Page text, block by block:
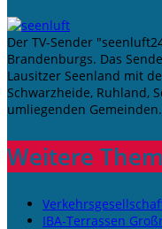
Der TV-Sender
Brandenburgs. Das
Lausitzer Seenland mit
Schwarzheide, Ruhland,
umliegenden Gemeinden.
Weitere
IBA-Terrassen